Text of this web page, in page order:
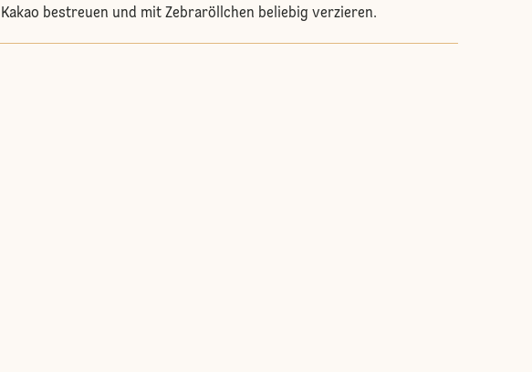
Kakao bestreuen und mit Zebraröllchen beliebig verzieren.